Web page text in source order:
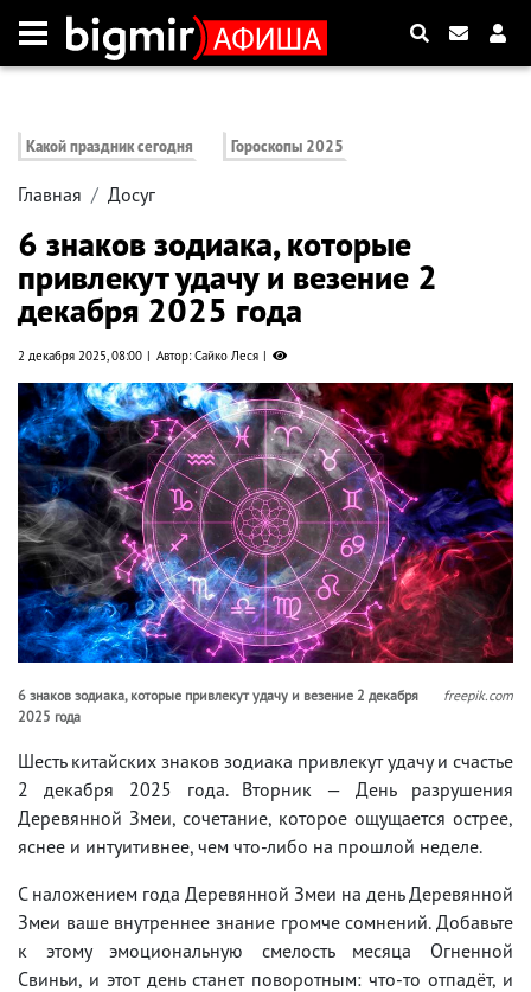
Какой праздник сегодня Гороскопы 2025
Главная Досуг
6 знаков зодиака, которые
привлекут удачу и везение 2
декабря 2025 года
2 декабря 2025, 08:00 Автор: Сайко Леся
6 знаков зодиака, которые привлекут удачу и везение 2 декабря
2025 года
freepik.com
Шесть китайских знаков зодиака привлекут удачу и счастье
2 декабря 2025 года. Вторник — День разрушения
Деревянной Змеи, сочетание, которое ощущается острее,
яснее и интуитивнее, чем что-либо на прошлой неделе.
С наложением года Деревянной Змеи на день Деревянной
Змеи ваше внутреннее знание громче сомнений. Добавьте
к этому эмоциональную смелость месяца Огненной
Свиньи, и этот день станет поворотным: что-то отпадёт, и